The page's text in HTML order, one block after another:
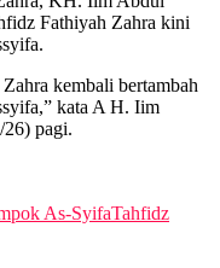
Fathiyah Zahra kini
kembali bertambah
kata A H. Iim
pagi.
As-SyifaTahfidz